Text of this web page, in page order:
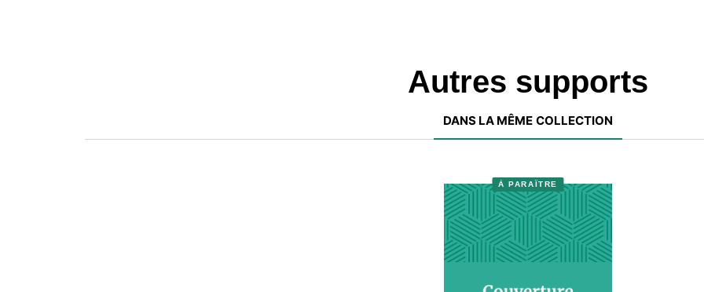
Autres supports
DANS LA MÊME COLLECTION
À PARAÎTRE